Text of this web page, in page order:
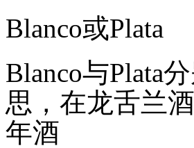
Blanco或Plata
Blanco与Plata
思，在龙舌兰
年酒